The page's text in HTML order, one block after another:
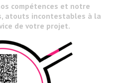
compétences et notre
atouts incontestables à la
de votre projet.